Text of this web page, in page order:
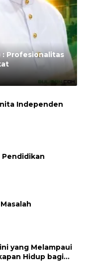
Independen
Pendidikan
yang Melampaui